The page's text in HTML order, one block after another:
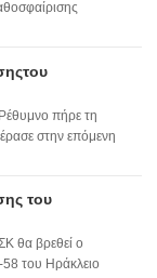
πήρε τη
στην επόμενη
του
θα βρεθεί ο
του Ηράκλειο